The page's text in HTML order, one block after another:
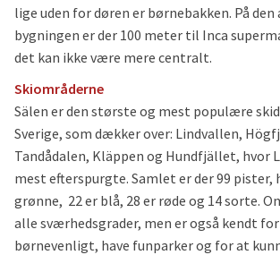
lige uden for døren er børnebakken. På den
bygningen er der 100 meter til Inca
det kan ikke være mere centralt.
Skiområderne
Sälen er den største og mest populære
Sverige, som dækker over: Lindvallen,
Tandådalen, Kläppen og Hundfjället, hvor
mest efterspurgte. Samlet er der 99 pister,
grønne, 22 er blå, 28 er røde og 14 sorte.
alle sværhedsgrader, men er også kendt
børnevenligt, have funparker og for at